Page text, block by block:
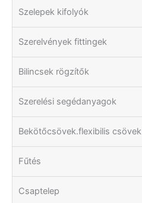
Szelepek kifolyók
Szerelvények fittingek
Bilincsek rögzítők
Szerelési segédanyagok
Bekötőcsövek.flexibilis csövek
Fűtés
Csaptelep